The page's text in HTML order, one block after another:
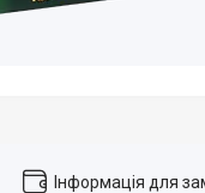
Інформація для